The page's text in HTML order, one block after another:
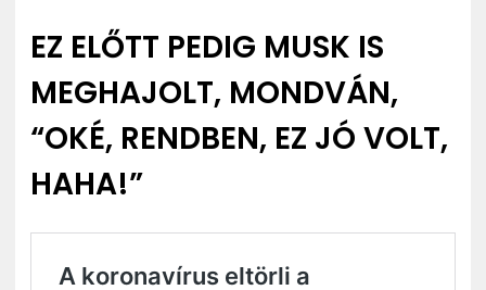
EZ ELŐTT PEDIG MUSK IS
MEGHAJOLT, MONDVÁN,
“OKÉ, RENDBEN, EZ JÓ VOLT,
HAHA!”